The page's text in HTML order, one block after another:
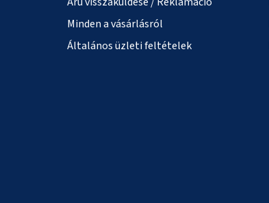
Minden a vásárlásról
Általános üzleti feltételek